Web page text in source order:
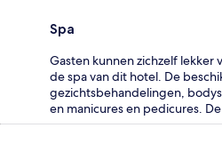
Spa
Gasten kunnen zichzelf lekker
de spa van dit hotel. De
gezichtsbehandelingen,
en manicures en pedicures.